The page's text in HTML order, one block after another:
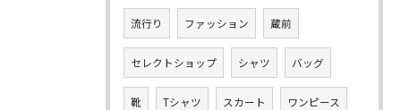
流行り ファッション 蔵前
セレクトショップ シャツ バッグ
靴 Tシャツ スカート ワンピース